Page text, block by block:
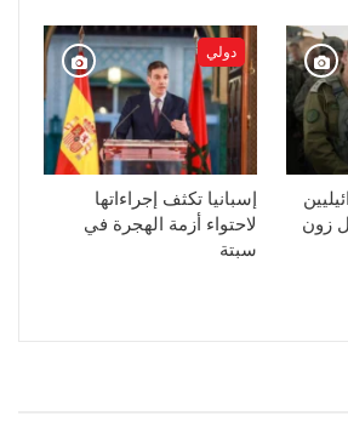
زون
دولي
إسبانيا تكثف إجراءاتها
لاحتواء أزمة الهجرة في
سبتة